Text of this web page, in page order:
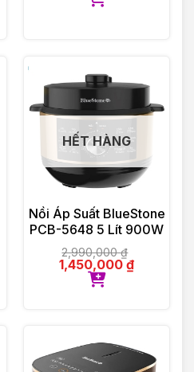
HẾT HÀNG
Nồi Áp Suất BlueStone
PCB-5648 5 Lít 900W
2,990,000₫
1,450,000₫